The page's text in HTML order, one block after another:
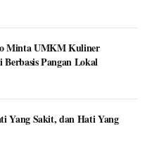
Minta UMKM Kuliner
Pangan Lokal
Yang Sakit, dan Hati Yang